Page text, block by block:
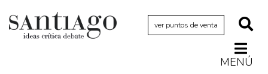
ver puntos de venta
MENÚ